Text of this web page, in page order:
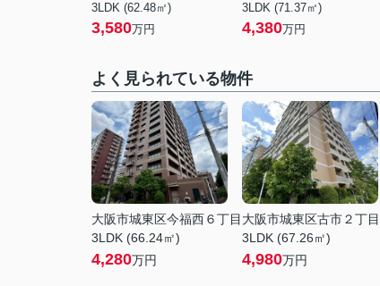
3LDK (62.48㎡)
3,580万円
3LDK (71.37㎡)
4,380万円
よく見られている物件
大阪市城東区今福西６丁目
3LDK (66.24㎡)
4,280万円
大阪市城東区古市２丁目
3LDK (67.26㎡)
4,980万円